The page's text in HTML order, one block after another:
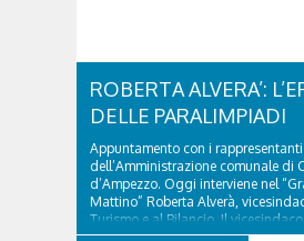
ROBERTA ALVERA’:
DELLE PARALIMPIADI
Appuntamento con i rappresentanti
dell’Amministrazione comunale di
d’Ampezzo. Oggi interviene nel
Mattino” Roberta Alverà,
Turismo e al Bilancio. Il
dell'eredità delle Paralimpiadi